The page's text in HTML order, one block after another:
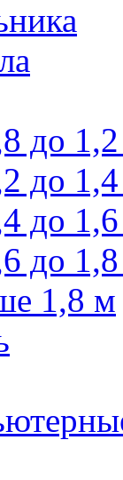
до
до
до
до
1,8 м